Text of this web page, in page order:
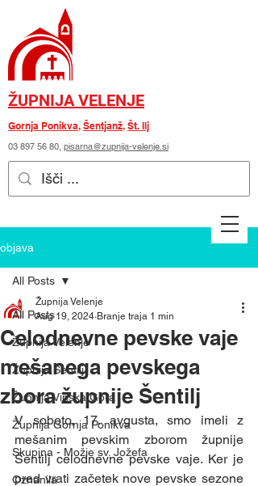
ŽUPNIJA VELENJE
Gornja Ponikva, Šentjanž, Št. Ilj
03 897 56 80, pisarna@zupnija-velenje.si
objava
All Posts
Župnija Velenje
Župnija Šentilj
Župnija Vinska Gora
Župnija Gornja Ponikva
Skupina - Možje sv. Jožefa
Oznanila
All Posts
Celodnevne pevske vaje
mešanega pevskega
zbora župnije Šentilj
Župnija Velenje
Aug 19, 2024 Branje traja 1 min
V soboto, 17. avgusta, smo imeli z
mešanim pevskim zborom župnije
Šentilj celodnevne pevske vaje. Ker je
pred vrati začetek nove pevske sezone